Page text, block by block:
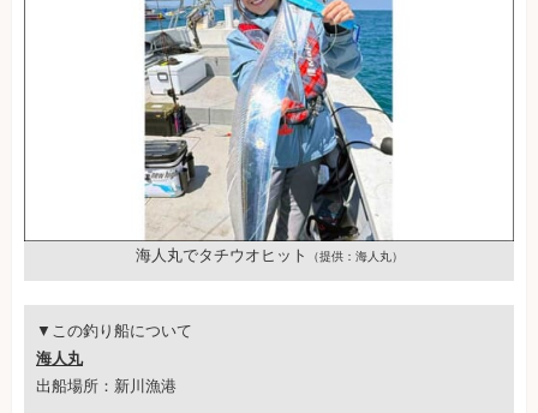
海人丸でタチウオヒット （提供：海人丸）
▼この釣り船について
海人丸
出船場所：新川漁港